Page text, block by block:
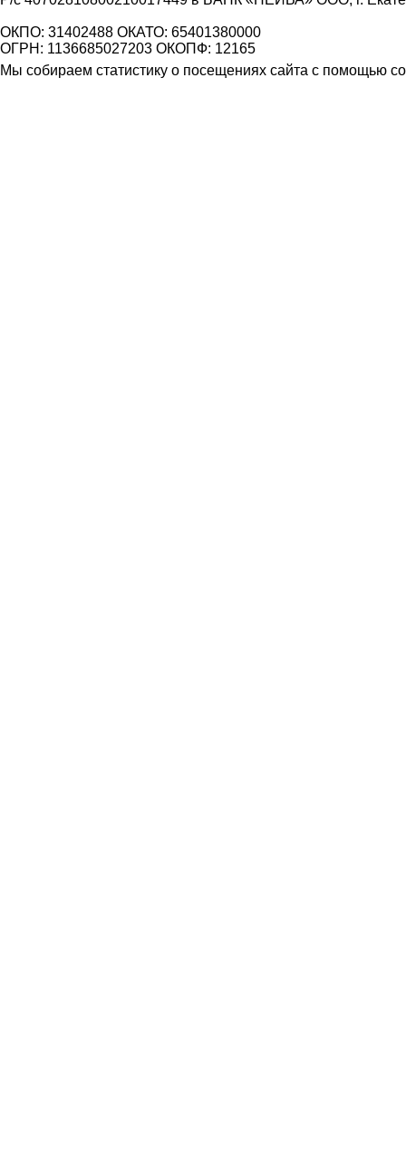
ОКПО: 31402488 ОКАТО: 65401380000
ОГРН: 1136685027203 ОКОПФ: 12165
Мы собираем статистику о посещениях сайта с помощью